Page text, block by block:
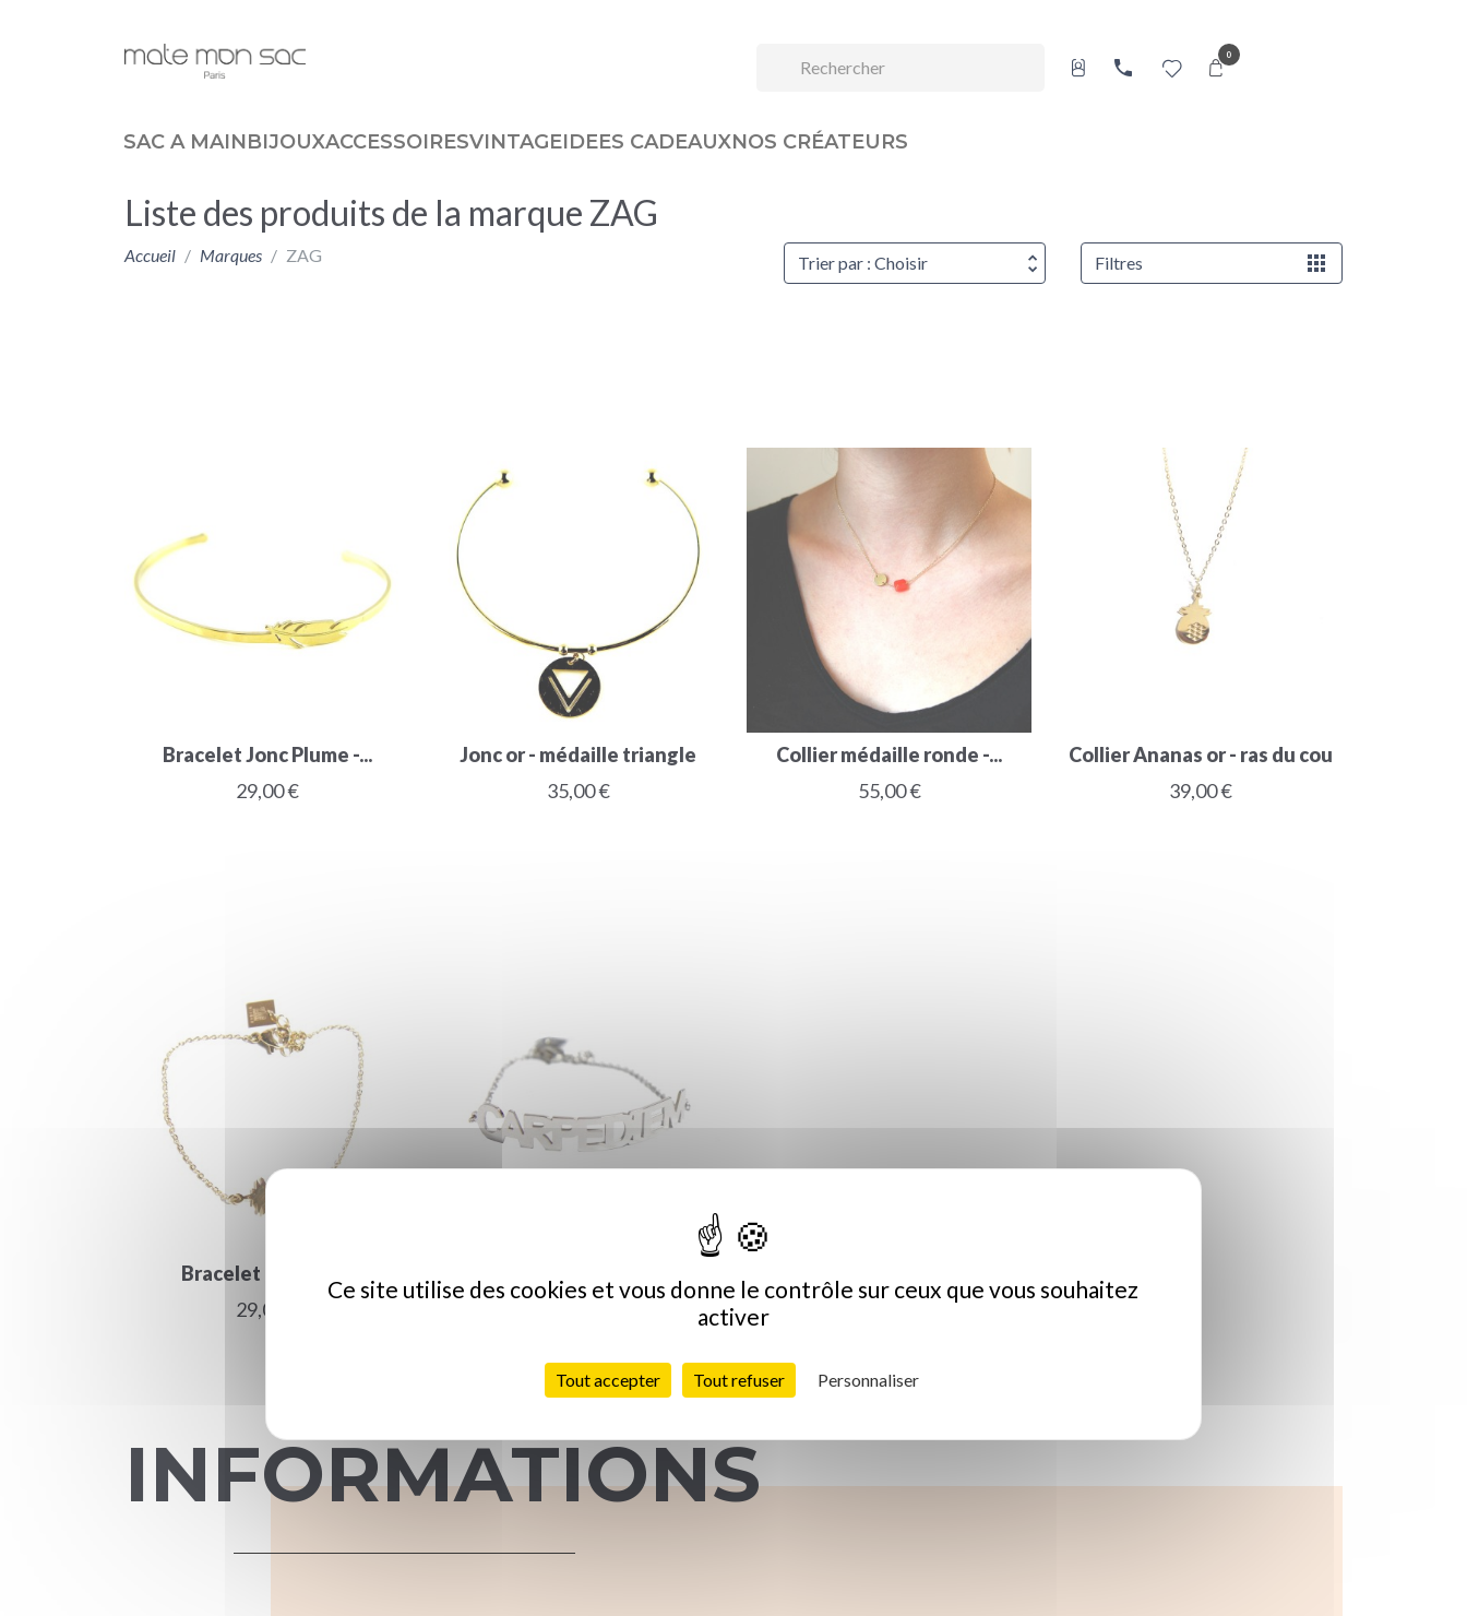
0
SAC A MAINBIJOUXACCESSOIRESVINTAGEIDEES CADEAUXNOS CRÉATEURS
Liste des produits de la marque ZAG
Accueil Marques ZAG Trier par : Choisir Filtres
Bracelet Jonc Plume -...
29,00 €
Jonc or - médaille triangle
35,00 €
Collier médaille ronde -...
55,00 €
Collier Ananas or - ras du cou
39,00 €
Bracelet ananas or
29,00 €
INFORMATIONS
Ce site utilise des cookies et vous donne le contrôle sur ceux que vous souhaitez
activer
Tout accepter Tout refuser Personnaliser